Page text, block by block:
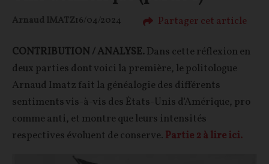
Arnaud IMATZ16/04/2024 Partager cet article
CONTRIBUTION / ANALYSE.Dans cette réflexion en
deux parties dont voici la première, le politologue
Arnaud Imatz fait la généalogie des différents
sentiments vis-à-vis des États-Unis d'Amérique, pro
comme anti, et montre que leurs intensités
respectives évoluent de conserve. Partie 2 à lire ici.